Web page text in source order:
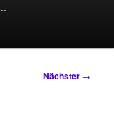
Nächster →